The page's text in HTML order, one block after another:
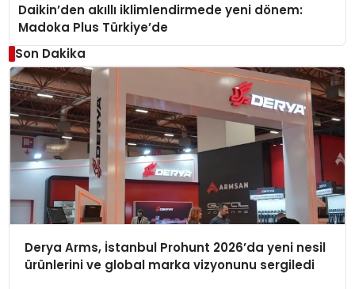
Daikin’den akıllı iklimlendirmede yeni dönem:
Madoka Plus Türkiye’de
Son Dakika
Derya Arms, İstanbul Prohunt 2026’da yeni nesil
ürünlerini ve global marka vizyonunu sergiledi